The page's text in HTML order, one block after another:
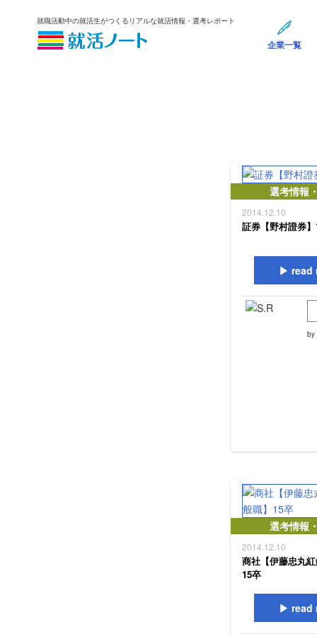
就職活動中の就活生がつくるリアルな就活情報・選考レポート
企業一覧
選考情報
2014.12.10
証券【野村證券
read
by
選考情報
2014.12.10
商社【伊藤忠丸
15卒
read